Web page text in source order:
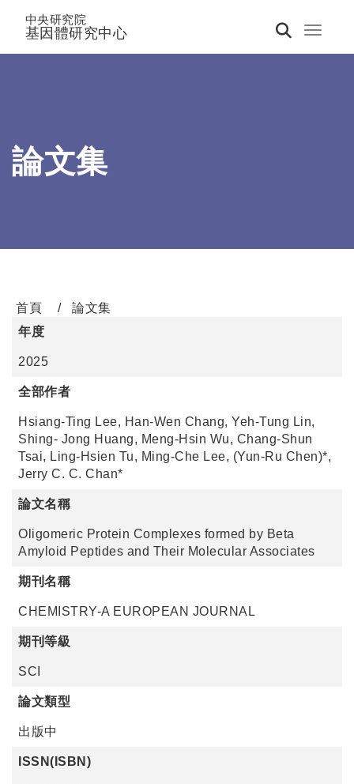
Toggle
中央研究院
基因體研究中心
論文集
首頁
論文集
年度
2025
全部作者
Hsiang-Ting Lee, Han-Wen Chang, Yeh-Tung Lin,
Shing- Jong Huang, Meng-Hsin Wu, Chang-Shun
Tsai, Ling-Hsien Tu, Ming-Che Lee, (Yun-Ru Chen)*,
Jerry C. C. Chan*
論文名稱
Oligomeric Protein Complexes formed by Beta
Amyloid Peptides and Their Molecular Associates
期刊名稱
CHEMISTRY-A EUROPEAN JOURNAL
期刊等級
SCI
論文類型
出版中
ISSN(ISBN)